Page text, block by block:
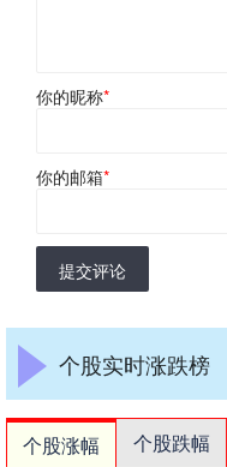
你的昵称*
你的邮箱*
提交评论
个股实时涨跌榜
个股涨幅 个股跌幅